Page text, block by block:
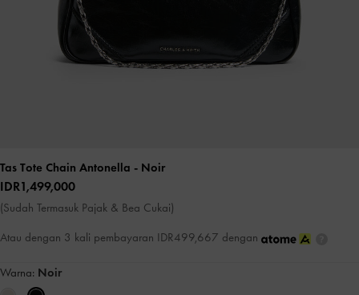
Tas Tote Chain Antonella - Noir
IDR1,499,000
(Sudah Termasuk Pajak & Bea Cukai)
Atau dengan 3 kali pembayaran IDR499,667 dengan
Warna: Noir